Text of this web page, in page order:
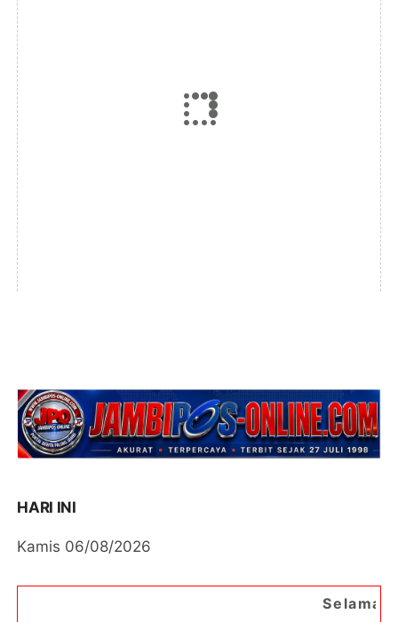
HARI INI
Kamis 06/08/2026
Selamat Datang di